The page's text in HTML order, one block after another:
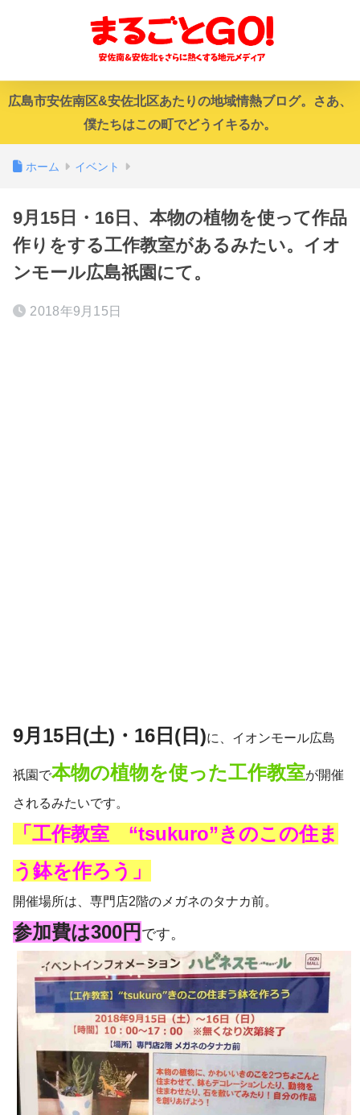
広島市安佐南区&安佐北区あたりの地域情熱ブログ。さあ、
僕たちはこの町でどうイキるか。
ホーム イベント
9月15日・16日、本物の植物を使って作品
作りをする工作教室があるみたい。イオ
ンモール広島祇園にて。
2018年9月15日
9月15日(土)・16日(日)に、イオンモール広島
祇園で本物の植物を使った工作教室が開催
されるみたいです。
「工作教室 “tsukuro”きのこの住ま
う鉢を作ろう」
開催場所は、専門店2階のメガネのタナカ前。
参加費は300円 です。